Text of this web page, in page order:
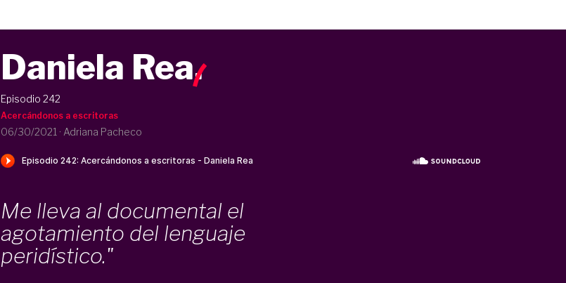
Daniela Rea.
Episodio 242
Acercándonos a escritoras
06/30/2021 · Adriana Pacheco
Me lleva al documental el
agotamiento del lenguaje
peridístico."